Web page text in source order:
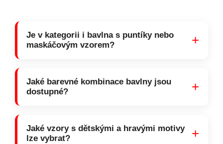
Je v kategorii i bavlna s puntíky nebo
maskáčovým vzorem?
+
Jaké barevné kombinace bavlny jsou
dostupné?
+
Jaké vzory s dětskými a hravými motivy
lze vybrat?
+